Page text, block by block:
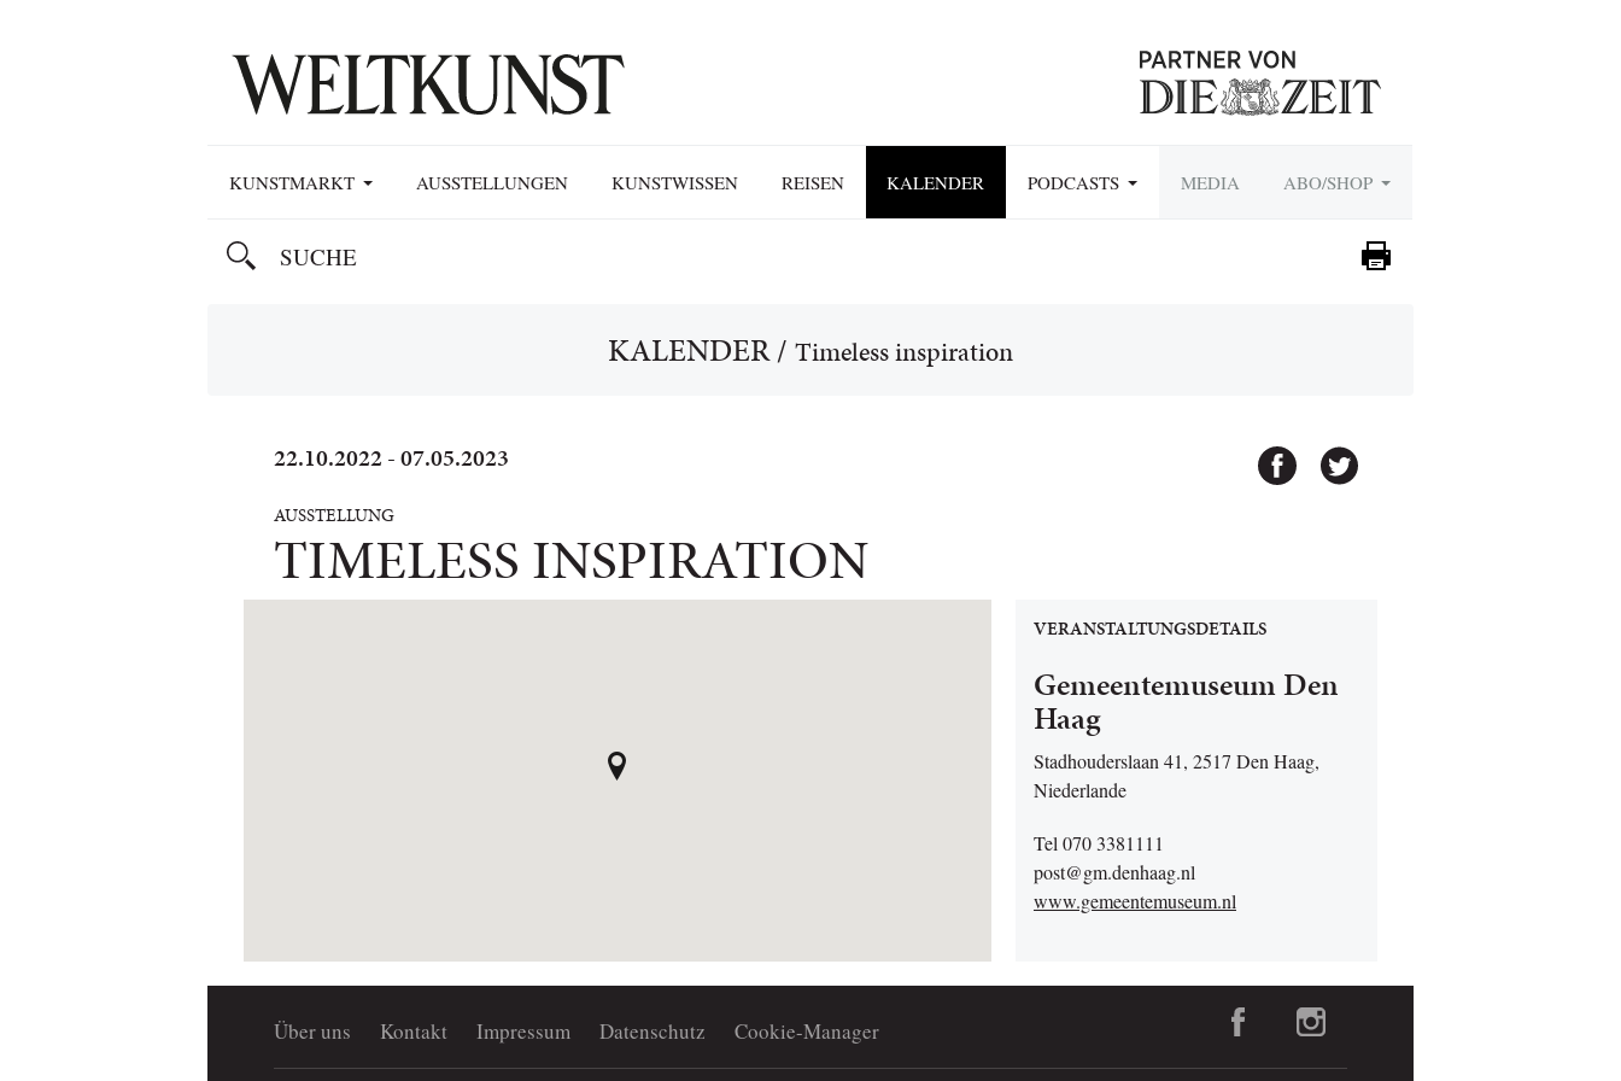
KUNSTMARKT AUSSTELLUNGEN KUNSTWISSEN REISEN KALENDER PODCASTS MEDIA ABO/SHOP
KALENDER/ Timeless inspiration
22.10.2022 - 07.05.2023
AUSSTELLUNG
TIMELESS INSPIRATION
VERANSTALTUNGSDETAILS
Gemeentemuseum Den
Haag
Stadhouderslaan 41, 2517 Den Haag,
Niederlande
Tel 070 3381111
post@gm.denhaag.nl
www.gemeentemuseum.nl
Über uns Kontakt Impressum Datenschutz Cookie-Manager